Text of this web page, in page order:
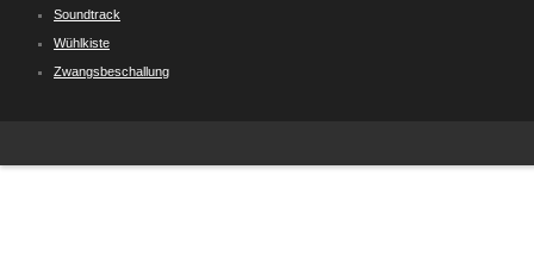
Soundtrack
Wühlkiste
Zwangsbeschallung